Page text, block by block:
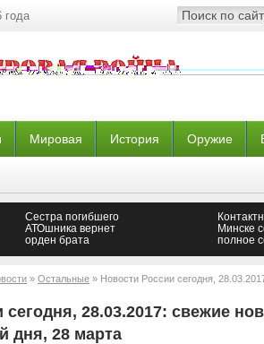
года
Мировая История Оружие
Сестра погибшего
АТОшника вернет
орден брата
Минске
полное
» Остальные » Новости России сегодня,
28.03.2017: свежие
дня, 28 марта